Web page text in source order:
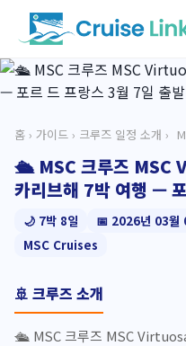
홈 › 가이드 › 크루즈 일정 소개 ›
🛳️ MSC 크루즈 MSC
카리브해 7박 여행 —
🌙 7박 8일 📅 2026년 03월
MSC Cruises
🚢 크루즈 소개
🛳️ MSC 크루즈 MSC